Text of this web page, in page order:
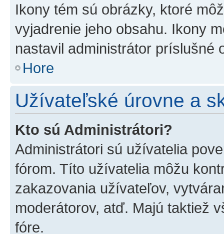
Ikony tém sú obrázky, ktoré
vyjadrenie jeho obsahu. Ikony
nastavil administrátor príslušné
Hore
Užívateľské úrovne a
Kto sú Administrátori?
Administrátori sú užívatelia
fórom. Títo užívatelia môžu
zakazovania užívateľov,
moderátorov, atď. Majú taktiež
fóre.